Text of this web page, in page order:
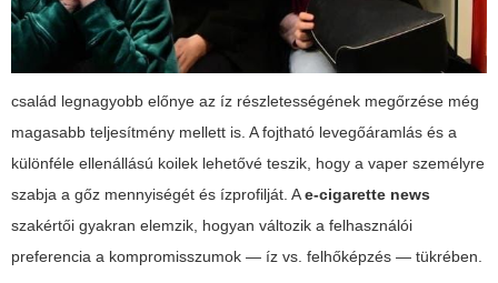
család legnagyobb előnye az íz részletességének megőrzése még
magasabb teljesítmény mellett is. A fojtható levegőáramlás és a
különféle ellenállású koilek lehetővé teszik, hogy a vaper személyre
szabja a gőz mennyiségét és ízprofilját. Ae-cigarette news
szakértői gyakran elemzik, hogyan változik a felhasználói
preferencia a kompromisszumok — íz vs. felhőképzés — tükrében.